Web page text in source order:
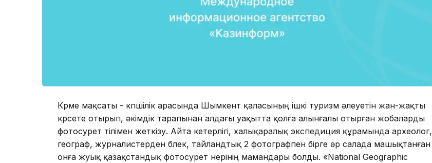
Көрме мақсаты - көпшілік арасында Шымкент қаласының ішкі туризм әлеуетін жан-жақты
көрсете отырып, әкімдік тарапынан алдағы уақытта қолға алынғалы отырған жобаларды
фотосурет тілімен жеткізу. Айта кетерлігі, халықаралық экспедиция құрамында археолог,
географ, журналистерден бөлек, тайландтық 2 фотографпен бірге әр салада машықтанған
онға жуық қазақстандық фотосурет өнерінің мамандары болды. «National Geographic